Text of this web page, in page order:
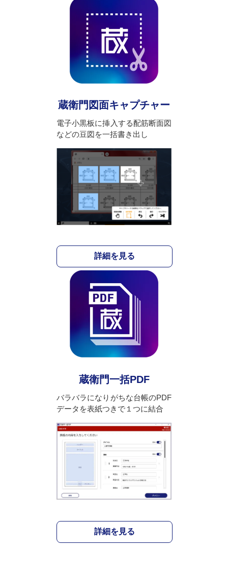
蔵衛門図面キャプチャー
電子小黒板に挿入する配筋断面図
などの豆図を一括書き出し
詳細を見る
蔵衛門一括PDF
バラバラになりがちな台帳のPDF
データを表紙つきで１つに結合
詳細を見る